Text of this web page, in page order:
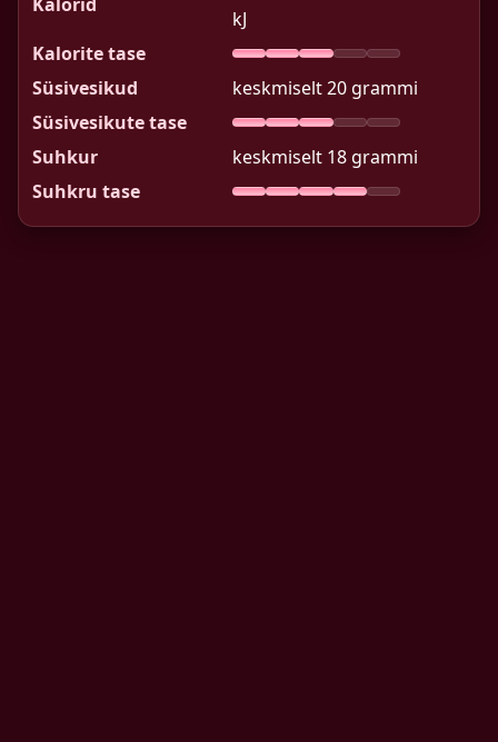
kJ
Kalorite tase
Süsivesikud
keskmiselt 20 grammi
Süsivesikute tase
Suhkur
keskmiselt 18 grammi
Suhkru tase